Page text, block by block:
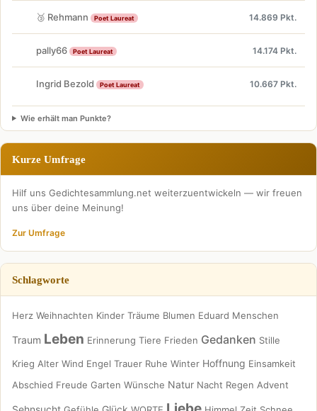
🥉 Rehmann Poet Laureat 14.869 Pkt.
pally66 Poet Laureat 14.174 Pkt.
Ingrid Bezold Poet Laureat 10.667 Pkt.
Wie erhält man Punkte?
Kurze Umfrage
Hilf uns Gedichtesammlung.net weiterzuentwickeln — wir freuen
uns über deine Meinung!
Zur Umfrage
Schlagworte
Herz Weihnachten Kinder Träume Blumen Eduard Menschen
Traum Leben Erinnerung Tiere Frieden Gedanken Stille
Krieg Alter Wind Engel Trauer Ruhe Winter Hoffnung Einsamkeit
Abschied Freude Garten Wünsche Natur Nacht Regen Advent